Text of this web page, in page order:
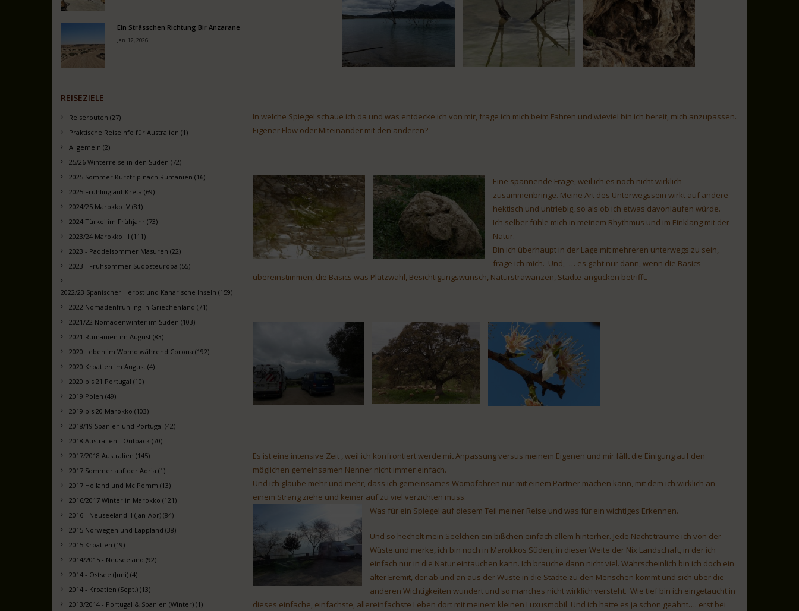
In welche Spiegel schaue ich da und was entdecke ich von mir, frage ich mich beim Fahren und wieviel bin ich bereit, mich anzupassen.
Eigener Flow oder Miteinander mit den anderen?
Eine spannende Frage, weil ich es noch nicht wirklich
zusammenbringe. Meine Art des Unterwegssein wirkt auf andere
hektisch und untriebig, so als ob ich etwas davonlaufen würde.
Ich selber fühle mich in meinem Rhythmus und im Einklang mit der
Natur.
Bin ich überhaupt in der Lage mit mehreren unterwegs zu sein,
frage ich mich. Und,- … es geht nur dann, wenn die Basics
übereinstimmen, die Basics was Platzwahl, Besichtigungswunsch, Naturstrawanzen, Städte-angucken betrifft.
Es ist eine intensive Zeit , weil ich konfrontiert werde mit Anpassung versus meinem Eigenen und mir fällt die Einigung auf den
möglichen gemeinsamen Nenner nicht immer einfach.
Und ich glaube mehr und mehr, dass ich gemeinsames Womofahren nur mit einem Partner machen kann, mit dem ich wirklich an
einem Strang ziehe und keiner auf zu viel verzichten muss.
Was für ein Spiegel auf diesem Teil meiner Reise und was für ein wichtiges Erkennen.
Und so hechelt mein Seelchen ein bißchen einfach allem hinterher. Jede Nacht träume ich von der
Wüste und merke, ich bin noch in Marokkos Süden, in dieser Weite der Nix Landschaft, in der ich
einfach nur in die Natur eintauchen kann. Ich brauche dann nicht viel. Wahrscheinlich bin ich doch ein
alter Eremit, der ab und an aus der Wüste in die Städte zu den Menschen kommt und sich über die
anderen Wichtigkeiten wundert und so manches nicht wirklich versteht. Wie tief bin ich eingetaucht in
dieses einfache, einfachste, allereinfachste Leben dort mit meinem kleinen Luxusmobil. Und ich hatte es ja schon geahnt…. erst bei
Ein Strässchen Richtung Bir Anzarane
Jan. 12, 2026
REISEZIELE
Reiserouten (27)
Praktische Reiseinfo für Australien (1)
Allgemein (2)
25/26 Winterreise in den Süden (72)
2025 Sommer Kurztrip nach Rumänien (16)
2025 Frühling auf Kreta (69)
2024/25 Marokko IV (81)
2024 Türkei im Frühjahr (73)
2023/24 Marokko III (111)
2023 - Paddelsommer Masuren (22)
2023 - Frühsommer Südosteuropa (55)
2022/23 Spanischer Herbst und Kanarische Inseln (159)
2022 Nomadenfrühling in Griechenland (71)
2021/22 Nomadenwinter im Süden (103)
2021 Rumänien im August (83)
2020 Leben im Womo während Corona (192)
2020 Kroatien im August (4)
2020 bis 21 Portugal (10)
2019 Polen (49)
2019 bis 20 Marokko (103)
2018/19 Spanien und Portugal (42)
2018 Australien - Outback (70)
2017/2018 Australien (145)
2017 Sommer auf der Adria (1)
2017 Holland und Mc Pomm (13)
2016/2017 Winter in Marokko (121)
2016 - Neuseeland II (Jan-Apr) (84)
2015 Norwegen und Lappland (38)
2015 Kroatien (19)
2014/2015 - Neuseeland (92)
2014 - Ostsee (Juni) (4)
2014 - Kroatien (Sept.) (13)
2013/2014 - Portugal & Spanien (Winter) (1)